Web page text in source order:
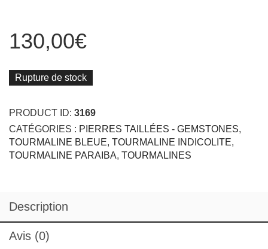
130,00€
Rupture de stock
PRODUCT ID: 3169
CATÉGORIES : PIERRES TAILLÉES - GEMSTONES,
TOURMALINE BLEUE, TOURMALINE INDICOLITE,
TOURMALINE PARAIBA, TOURMALINES
Description
Avis (0)